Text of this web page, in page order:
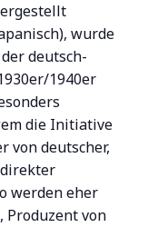
wurde
deutsch-
1940er
die Initiative
von deutscher,
werden eher
Produzent von